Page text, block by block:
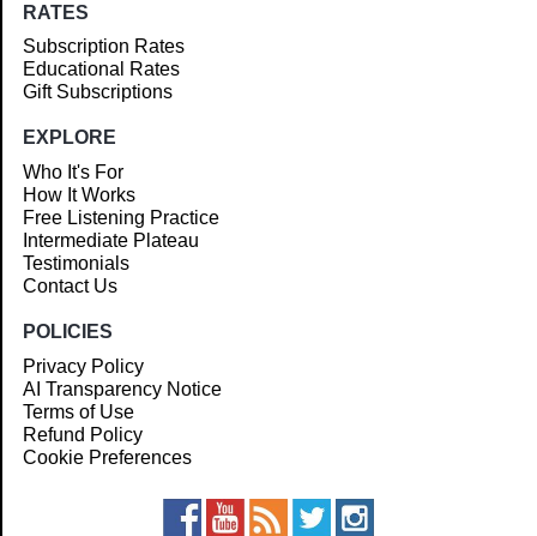
RATES
Subscription Rates
Educational Rates
Gift Subscriptions
EXPLORE
Who It's For
How It Works
Free Listening Practice
Intermediate Plateau
Testimonials
Contact Us
POLICIES
Privacy Policy
AI Transparency Notice
Terms of Use
Refund Policy
Cookie Preferences